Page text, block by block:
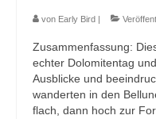
von Early Bird
Zusammenfassung:
echter Dolomitentag
Ausblicke und
wanderten in den
flach, dann hoch zur